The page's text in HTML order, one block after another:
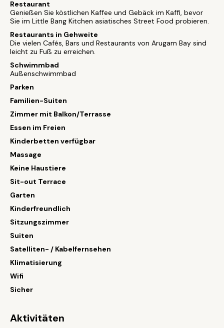
Restaurant
Genießen Sie köstlichen Kaffee und Gebäck im Kaffi, bevor
Sie im Little Bang Kitchen asiatisches Street Food probieren.
Restaurants in Gehweite
Die vielen Cafés, Bars und Restaurants von Arugam Bay sind
leicht zu Fuß zu erreichen.
Schwimmbad
Außenschwimmbad
Parken
Familien-Suiten
Zimmer mit Balkon/Terrasse
Essen im Freien
Kinderbetten verfügbar
Massage
Keine Haustiere
Sit-out Terrace
Garten
Kinderfreundlich
Sitzungszimmer
Suiten
Satelliten- / Kabelfernsehen
Klimatisierung
Wifi
Sicher
Aktivitäten